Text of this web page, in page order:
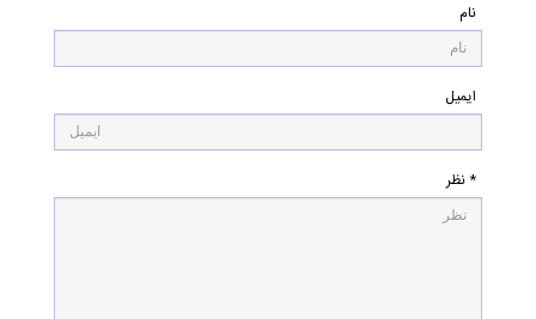
نام
ایمیل
* نظر